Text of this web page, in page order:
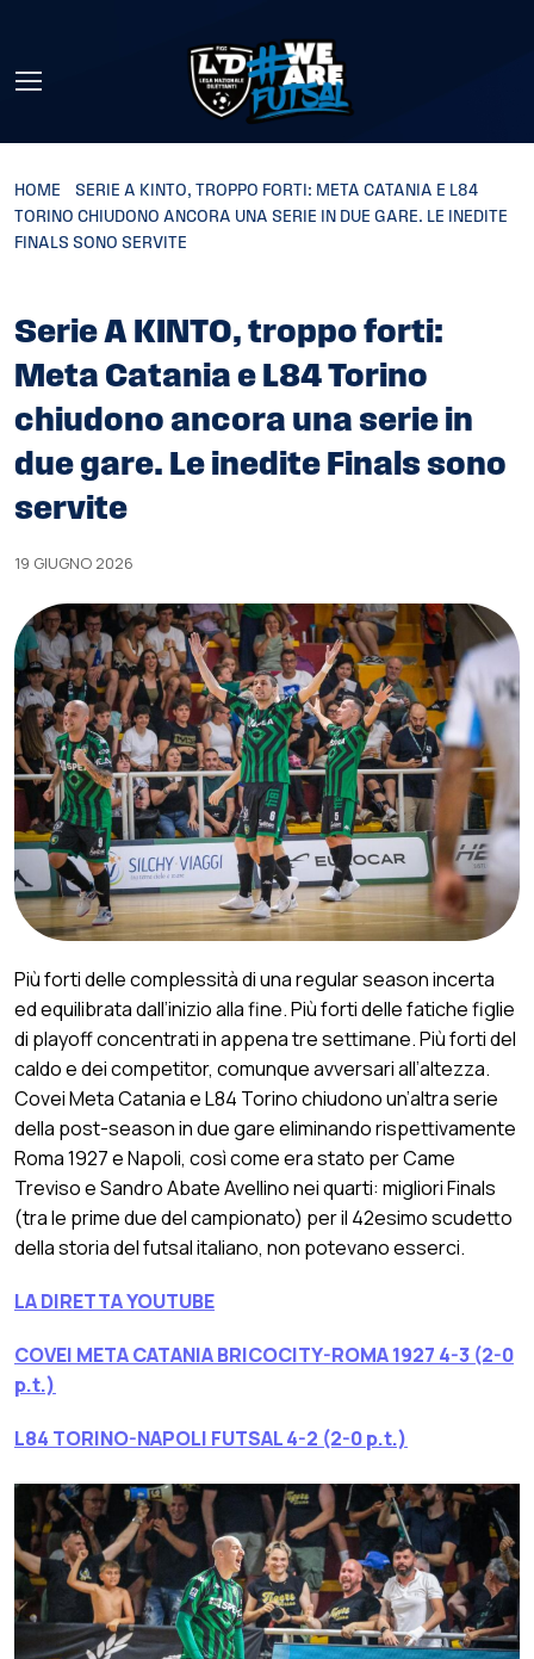
HOME
SERIE A KINTO, TROPPO FORTI: META CATANIA E L84
TORINO CHIUDONO ANCORA UNA SERIE IN DUE GARE. LE INEDITE
FINALS SONO SERVITE
Serie A KINTO, troppo forti:
Meta Catania e L84 Torino
chiudono ancora una serie in
due gare. Le inedite Finals sono
servite
19 GIUGNO 2026
Più forti delle complessità di una regular season incerta
ed equilibrata dall’inizio alla fine. Più forti delle fatiche figlie
di playoff concentrati in appena tre settimane. Più forti del
caldo e dei competitor, comunque avversari all’altezza.
Covei Meta Catania e L84 Torino chiudono un’altra serie
della post-season in due gare eliminando rispettivamente
Roma 1927 e Napoli, così come era stato per Came
Treviso e Sandro Abate Avellino nei quarti: migliori Finals
(tra le prime due del campionato) per il 42esimo scudetto
della storia del futsal italiano, non potevano esserci.
LA DIRETTA YOUTUBE
COVEI META CATANIA BRICOCITY-ROMA 1927 4-3 (2-0
p.t.)
L84 TORINO-NAPOLI FUTSAL 4-2 (2-0 p.t.)